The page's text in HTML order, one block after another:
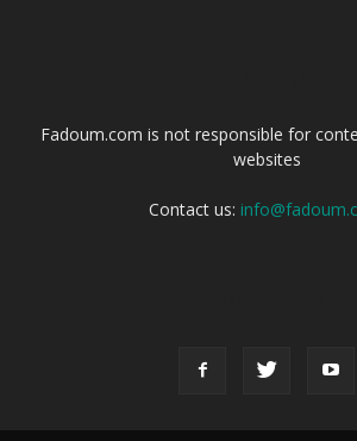
Fadoum.com is not responsible for
websites
Contact us: